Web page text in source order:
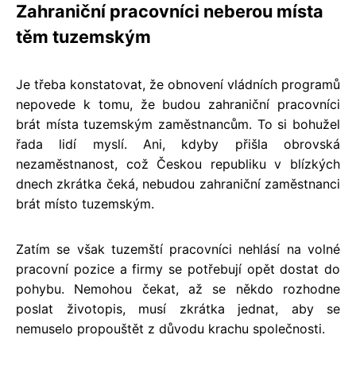
Zahraniční pracovníci neberou místa
těm tuzemským
Je třeba konstatovat, že obnovení vládních programů
nepovede k tomu, že budou zahraniční pracovníci
brát místa tuzemským zaměstnancům. To si bohužel
řada lidí myslí. Ani, kdyby přišla obrovská
nezaměstnanost, což Českou republiku v blízkých
dnech zkrátka čeká, nebudou zahraniční zaměstnanci
brát místo tuzemským.
Zatím se však tuzemští pracovníci nehlásí na volné
pracovní pozice a firmy se potřebují opět dostat do
pohybu. Nemohou čekat, až se někdo rozhodne
poslat životopis, musí zkrátka jednat, aby se
nemuselo propouštět z důvodu krachu společnosti.